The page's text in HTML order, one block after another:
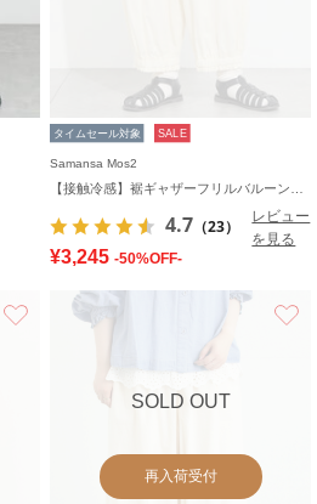
タイムセール対象 SALE
Samansa Mos2
4.7 （23）
レビュー
を見る
¥3,245 -50%OFF-
お気に入り
SOLD OUT
再入荷受付